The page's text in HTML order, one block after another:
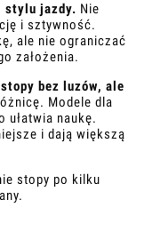
stylu jazdy. Nie
i sztywność.
ale nie ograniczać
założenia.
bez luzów, ale
Modele dla
ułatwia naukę.
i dają większą
stopy po kilku